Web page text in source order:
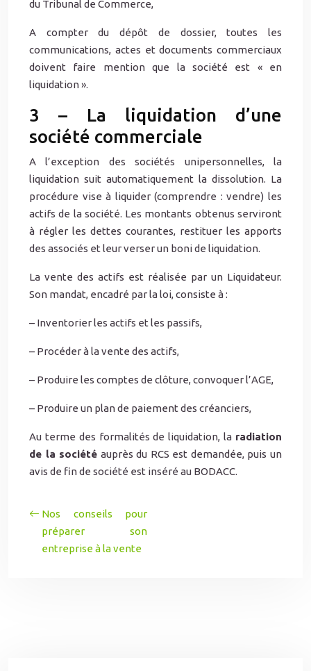
du Tribunal de Commerce,
A compter du dépôt de dossier, toutes les
communications, actes et documents commerciaux
doivent faire mention que la société est « en
liquidation ».
3 – La liquidation d’une
société commerciale
A l’exception des sociétés unipersonnelles, la
liquidation suit automatiquement la dissolution. La
procédure vise à liquider (comprendre : vendre) les
actifs de la société. Les montants obtenus serviront
à régler les dettes courantes, restituer les apports
des associés et leur verser un boni de liquidation.
La vente des actifs est réalisée par un Liquidateur.
Son mandat, encadré par la loi, consiste à :
– Inventorier les actifs et les passifs,
– Procéder à la vente des actifs,
– Produire les comptes de clôture, convoquer l’AGE,
– Produire un plan de paiement des créanciers,
Au terme des formalités de liquidation, la radiation
de la société auprès du RCS est demandée, puis un
avis de fin de société est inséré au BODACC.
Nos conseils pour
préparer son
entreprise à la vente